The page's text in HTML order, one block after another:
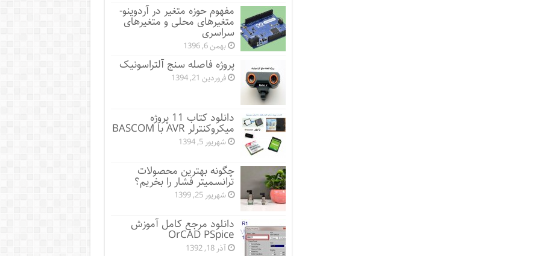
مفهوم حوزه متغیر در آردوینو-
متغیرهای محلی و متغیرهای
سراسری
بهمن 6, 1396
پروژه فاصله سنج آلتراسونیک
فروردین 21, 1394
دانلود کتاب 11 پروژه
میکروکنترلر AVR با BASCOM
شهریور 5, 1394
چگونه بهترین محصولات
ترانسمیتر فشار را بخریم؟
شهریور 25, 1399
دانلود مرجع کامل آموزش
OrCAD PSpice
آذر 18, 1392